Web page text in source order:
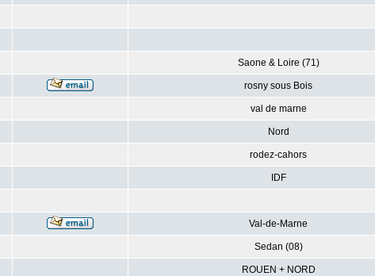
Saone & Loire (71)
rosny sous Bois
val de marne
Nord
rodez-cahors
IDF
Val-de-Marne
Sedan (08)
ROUEN + NORD